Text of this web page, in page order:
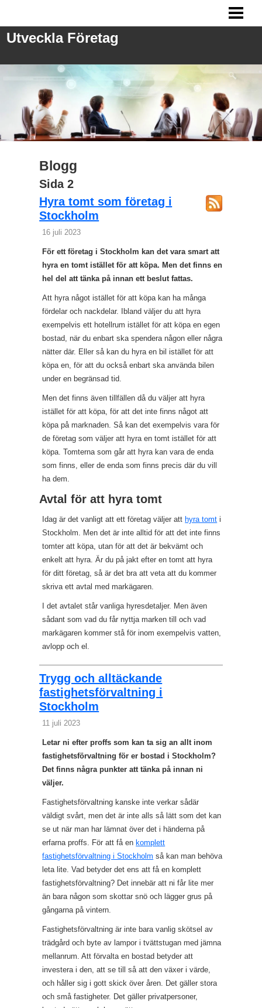
ANSTÄLLA PERSONAL
MARKNADSFÖRING
BLOGG
Utveckla Företag
Blogg
Sida 2
Hyra tomt som företag i
Stockholm
16 juli 2023
För ett företag i Stockholm kan det vara smart att
hyra en tomt istället för att köpa. Men det finns en
hel del att tänka på innan ett beslut fattas.
Att hyra något istället för att köpa kan ha många
fördelar och nackdelar. Ibland väljer du att hyra
exempelvis ett hotellrum istället för att köpa en egen
bostad, när du enbart ska spendera någon eller några
nätter där. Eller så kan du hyra en bil istället för att
köpa en, för att du också enbart ska använda bilen
under en begränsad tid.
Men det finns även tillfällen då du väljer att hyra
istället för att köpa, för att det inte finns något att
köpa på marknaden. Så kan det exempelvis vara för
de företag som väljer att hyra en tomt istället för att
köpa. Tomterna som går att hyra kan vara de enda
som finns, eller de enda som finns precis där du vill
ha dem.
Avtal för att hyra tomt
Idag är det vanligt att ett företag väljer att hyra tomt i
Stockholm. Men det är inte alltid för att det inte finns
tomter att köpa, utan för att det är bekvämt och
enkelt att hyra. Är du på jakt efter en tomt att hyra
för ditt företag, så är det bra att veta att du kommer
skriva ett avtal med markägaren.
I det avtalet står vanliga hyresdetaljer. Men även
sådant som vad du får nyttja marken till och vad
markägaren kommer stå för inom exempelvis vatten,
avlopp och el.
Trygg och alltäckande
fastighetsförvaltning i
Stockholm
11 juli 2023
Letar ni efter proffs som kan ta sig an allt inom
fastighetsförvaltning för er bostad i Stockholm?
Det finns några punkter att tänka på innan ni
väljer.
Fastighetsförvaltning kanske inte verkar sådär
väldigt svårt, men det är inte alls så lätt som det kan
se ut när man har lämnat över det i händerna på
erfarna proffs. För att få en komplett
fastighetsförvaltning i Stockholm så kan man behöva
leta lite. Vad betyder det ens att få en komplett
fastighetsförvaltning? Det innebär att ni får lite mer
än bara någon som skottar snö och lägger grus på
gångarna på vintern.
Fastighetsförvaltning är inte bara vanlig skötsel av
trädgård och byte av lampor i tvättstugan med jämna
mellanrum. Att förvalta en bostad betyder att
investera i den, att se till så att den växer i värde,
och håller sig i gott skick över åren. Det gäller stora
och små fastigheter. Det gäller privatpersoner,